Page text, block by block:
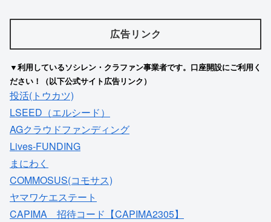
広告リンク
▼利用しているソシレン・クラファン事業者です。口座開設にご利用く
ださい！（以下公式サイト広告リンク）
投活(トウカツ)
LSEED（エルシード）
AGクラウドファンディング
Lives-FUNDING
まにわく
COMMOSUS(コモサス)
ヤマワケエステート
CAPIMA 招待コード【CAPIMA2305】